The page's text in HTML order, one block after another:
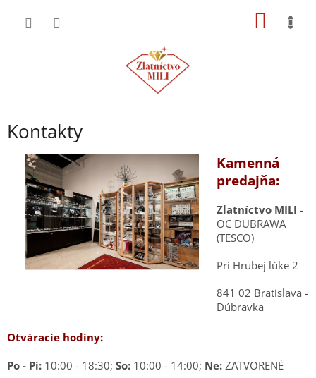
Kontakty
Kamenná
predajňa:
Zlatníctvo MILI -
OC DUBRAWA
(TESCO)
Pri Hrubej lúke 2
841 02 Bratislava -
Dúbravka
Otváracie hodiny:
Po - Pi: 10:00 - 18:30; So: 10:00 - 14:00; Ne: ZATVORENÉ